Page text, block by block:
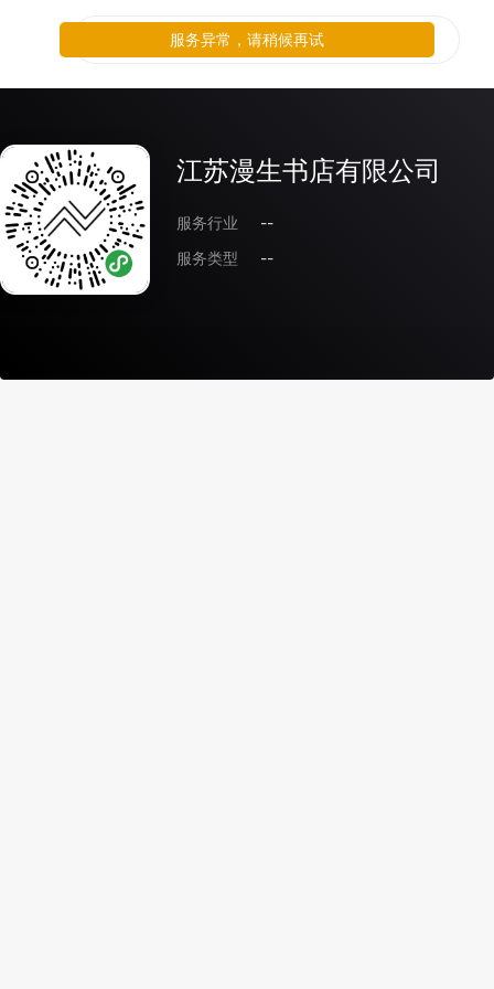
江苏漫生书店有限公司
服务行业
--
服务类型
--
服务异常，请稍候再试